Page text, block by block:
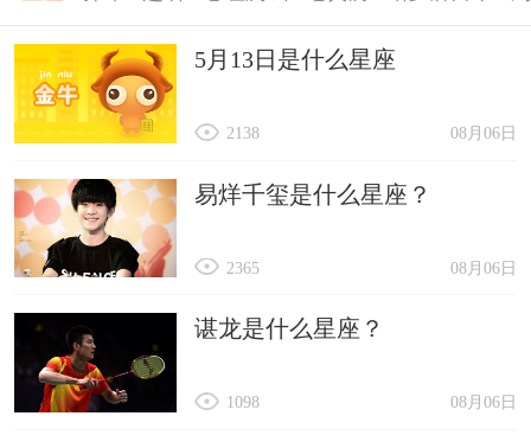
5月13日是什么星座
08月06日
2138
易烊千玺是什么星座？
08月06日
2365
谌龙是什么星座？
08月06日
1098